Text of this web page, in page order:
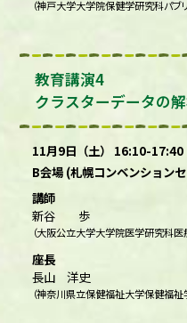
（神戸大学大学院保健学研究科パブ
教育講演4
クラスターデータの
11月9日（土） 16:10-17:40
B会場 (札幌コンベンション
講師
新谷 歩
（大阪公立大学大学院医学研究科医
座長
長山 洋史
（神奈川県立保健福祉大学保健福祉